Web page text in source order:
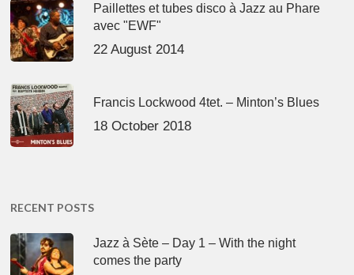
Paillettes et tubes disco à Jazz au Phare
avec "EWF"
22 August 2014
Francis Lockwood 4tet. – Minton’s Blues
18 October 2018
RECENT POSTS
Jazz à Sète – Day 1 – With the night
comes the party